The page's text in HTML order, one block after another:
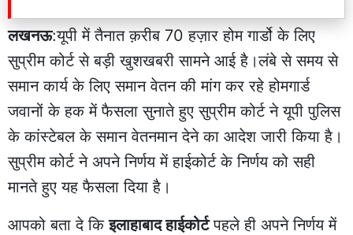
लखनऊ:यूपी में तैनात क़रीब 70 हज़ार होम गार्डो के लिए
सुप्रीम कोर्ट से बड़ी खुशखबरी सामने आई है।लंबे से समय से
समान कार्य के लिए समान वेतन की मांग कर रहे होमगार्ड
जवानों के हक में फैसला सुनाते हुए सुप्रीम कोर्ट ने यूपी पुलिस
के कांस्टेबल के समान वेतनमान देने का आदेश जारी किया है।
सुप्रीम कोर्ट ने अपने निर्णय में हाईकोर्ट के निर्णय को सही
मानते हुए यह फैसला दिया है।
आपको बता दे किइलाहाबाद हाईकोर्टपहले ही अपने निर्णय में